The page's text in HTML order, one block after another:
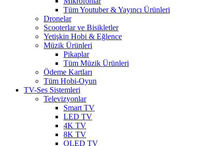
Tüm Youtuber & Yayıncı Ürünleri
Dronelar
Scooterlar ve Bisikletler
Yetişkin Hobi & Eğlence
Müzik Ürünleri
Pikaplar
Tüm Müzik Ürünleri
Ödeme Kartları
Tüm Hobi-Oyun
TV-Ses Sistemleri
Televizyonlar
Smart TV
LED TV
4K TV
8K TV
OLED TV